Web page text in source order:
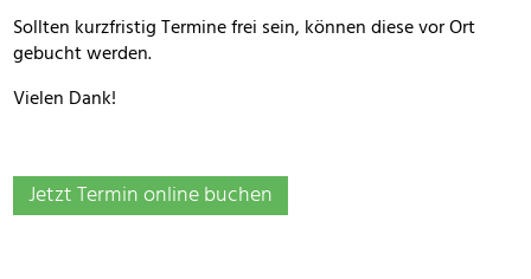
Sollten kurzfristig Termine frei sein, können diese vor Ort
gebucht werden.
Vielen Dank!
Jetzt Termin online buchen